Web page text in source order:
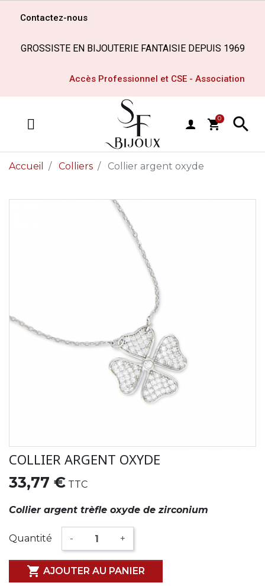
Contactez-nous
GROSSISTE EN BIJOUTERIE FANTAISIE DEPUIS 1969
Accès Professionnel et CSE - Association
shopping_cart
0 
Accueil Colliers Collier argent oxyde
COLLIER ARGENT OXYDE
33,77 € TTC
Collier argent trèfle oxyde de zirconium
Quantité - +
 AJOUTER AU PANIER